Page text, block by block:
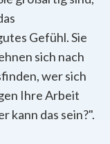
Gefühl. Sie
sich nach
wer sich
Ihre Arbeit
kann das sein?".